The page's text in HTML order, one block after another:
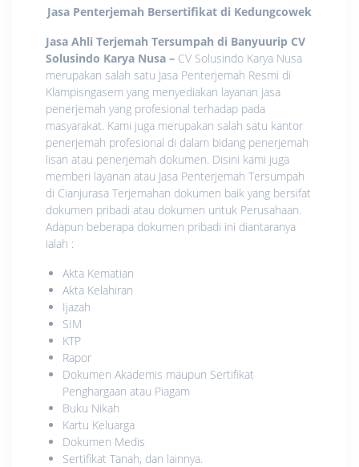
Jasa Penterjemah Bersertifikat di Kedungcowek
Jasa Ahli Terjemah Tersumpah di Banyuurip CV
Solusindo Karya Nusa – CV Solusindo Karya Nusa
merupakan salah satu Jasa Penterjemah Resmi di
Klampisngasem yang menyediakan layanan jasa
penerjemah yang profesional terhadap pada
masyarakat. Kami juga merupakan salah satu kantor
penerjemah profesional di dalam bidang penerjemah
lisan atau penerjemah dokumen. Disini kami juga
memberi layanan atau Jasa Penterjemah Tersumpah
di Cianjurasa Terjemahan dokumen baik yang bersifat
dokumen pribadi atau dokumen untuk Perusahaan.
Adapun beberapa dokumen pribadi ini diantaranya
ialah :
Akta Kematian
Akta Kelahiran
Ijazah
SIM
KTP
Rapor
Dokumen Akademis maupun Sertifikat
Penghargaan atau Piagam
Buku Nikah
Kartu Keluarga
Dokumen Medis
Sertifikat Tanah, dan lainnya.